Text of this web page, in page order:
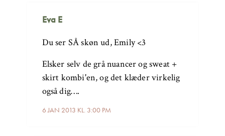
Eva E
6 JAN 2013 KL. 3:00 PM
Du ser SÅ skøn ud, Emily <3
Elsker selv de grå nuancer og sweat +
skirt kombi'en, og det klæder virkelig
også dig….